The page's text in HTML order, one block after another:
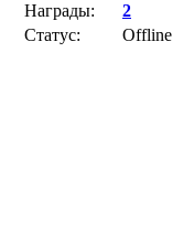
Награды:
2
Статус:
Offline